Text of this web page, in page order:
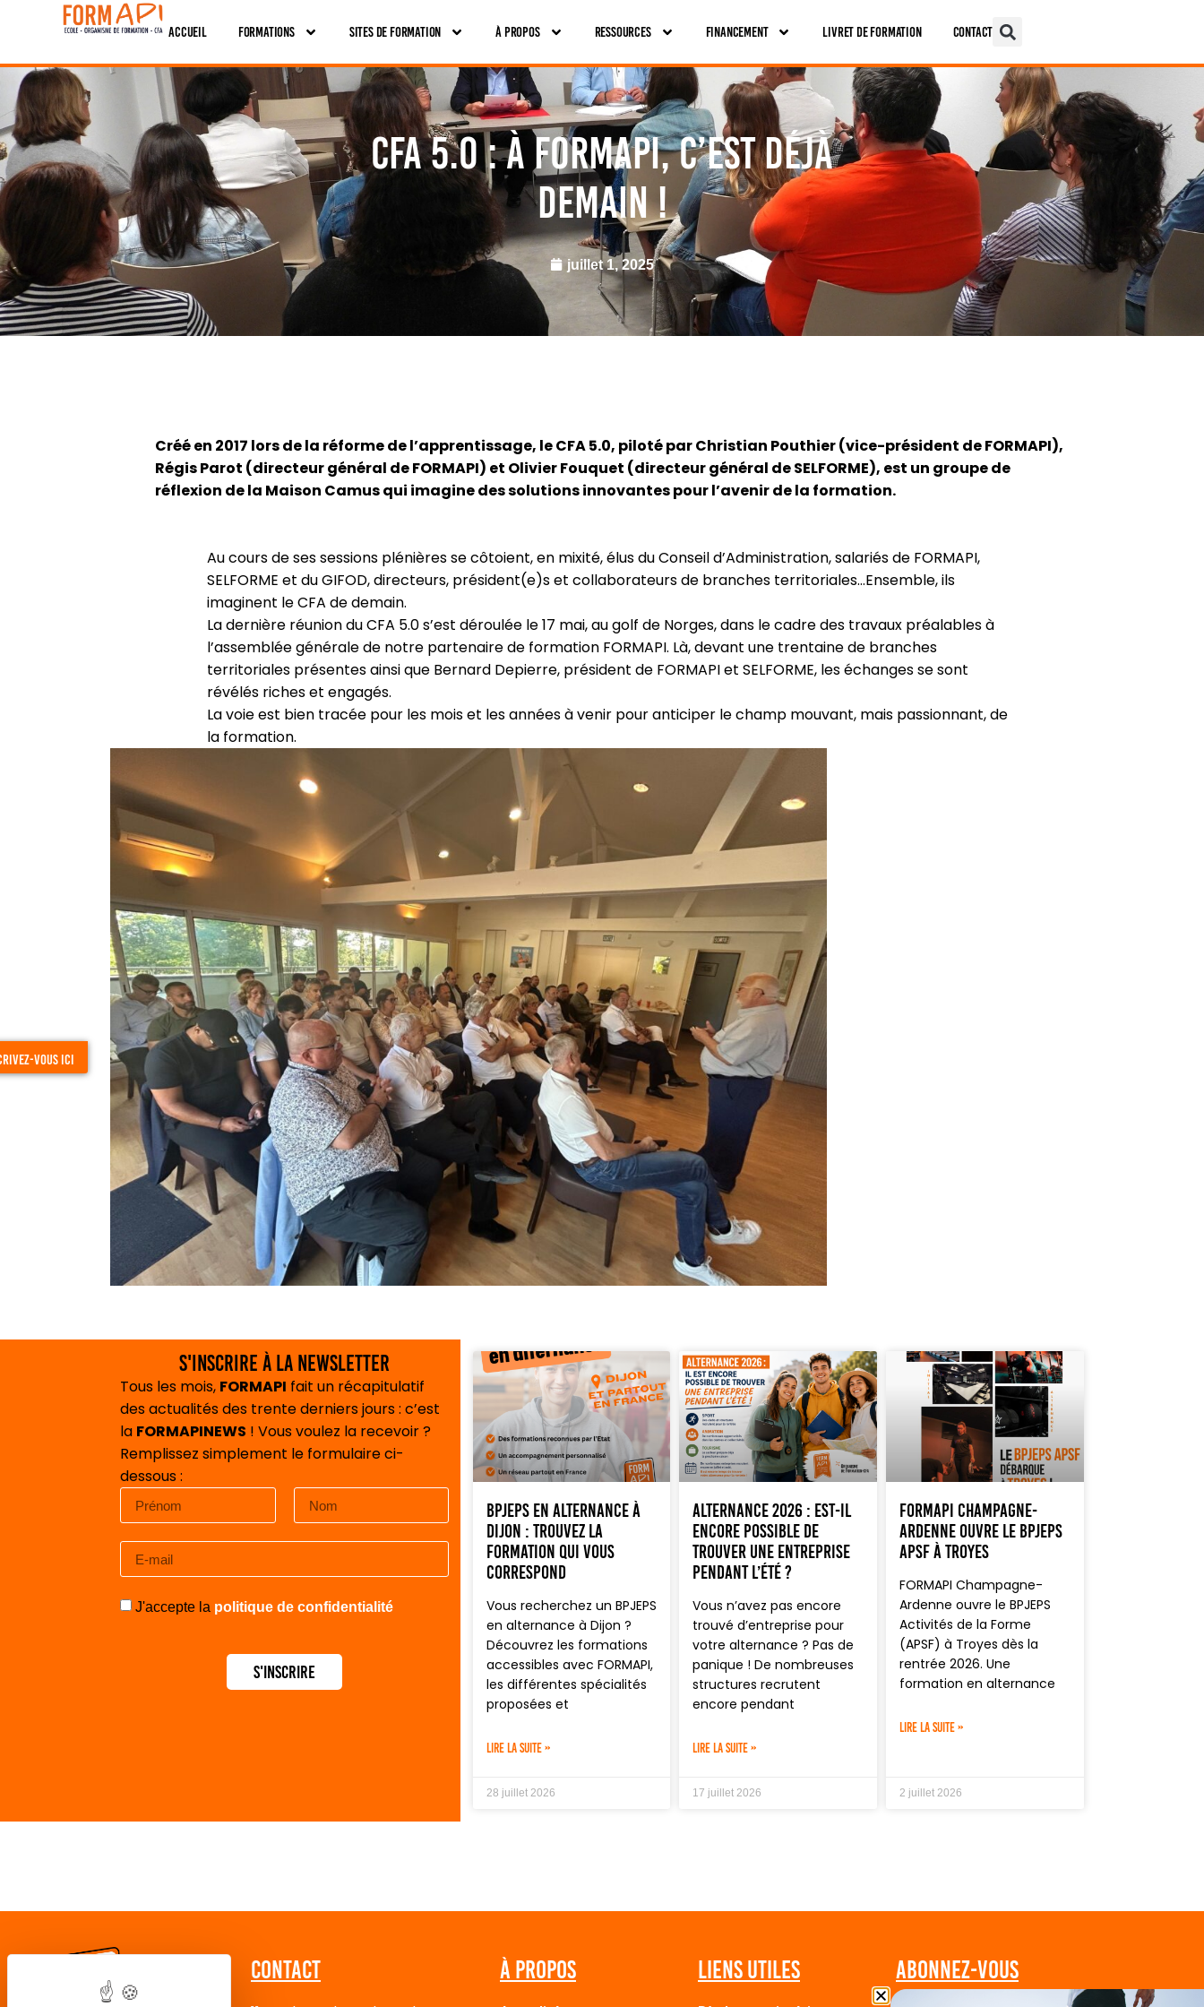
Accueil Formations Sites De Formation À Propos Ressources Financement Livret De Formation Contact
vous ici
CFA 5.0 : à FORMAPI, c’est déjà
demain !
juillet 1, 2025
Créé en 2017 lors de la réforme de l’apprentissage, le CFA 5.0, piloté par Christian Pouthier (vice-président de FORMAPI),
Régis Parot (directeur général de FORMAPI) et Olivier Fouquet (directeur général de SELFORME), est un groupe de
réflexion de la Maison Camus qui imagine des solutions innovantes pour l’avenir de la formation.
Au cours de ses sessions plénières se côtoient, en mixité, élus du Conseil d’Administration, salariés de FORMAPI,
SELFORME et du GIFOD, directeurs, président(e)s et collaborateurs de branches territoriales…Ensemble, ils
imaginent le CFA de demain.
La dernière réunion du CFA 5.0 s’est déroulée le 17 mai, au golf de Norges, dans le cadre des travaux préalables à
l’assemblée générale de notre partenaire de formation FORMAPI. Là, devant une trentaine de branches
territoriales présentes ainsi que Bernard Depierre, président de FORMAPI et SELFORME, les échanges se sont
révélés riches et engagés.
La voie est bien tracée pour les mois et les années à venir pour anticiper le champ mouvant, mais passionnant, de
la formation.
S'inscrire à la newsletter
Tous les mois, FORMAPI fait un récapitulatif
des actualités des trente derniers jours : c’est
la FORMAPINEWS ! Vous voulez la recevoir ?
Remplissez simplement le formulaire ci-
dessous :
J'accepte la politique de confidentialité
S'inscrire
BPJEPS en alternance à
Dijon : trouvez la
formation qui vous
correspond
Vous recherchez un BPJEPS
en alternance à Dijon ?
Découvrez les formations
accessibles avec FORMAPI,
les différentes spécialités
proposées et
LIRE LA SUITE »
28 juillet 2026
Alternance 2026 : est-il
encore possible de
trouver une entreprise
pendant l’été ?
Vous n’avez pas encore
trouvé d’entreprise pour
votre alternance ? Pas de
panique ! De nombreuses
structures recrutent
encore pendant
LIRE LA SUITE »
17 juillet 2026
FORMAPI Champagne-
Ardenne ouvre le BPJEPS
APSF à Troyes
FORMAPI Champagne-
Ardenne ouvre le BPJEPS
Activités de la Forme
(APSF) à Troyes dès la
rentrée 2026. Une
formation en alternance
LIRE LA SUITE »
2 juillet 2026
Contact À propos Liens utiles Abonnez-vous
Panneau de gestion des cookies